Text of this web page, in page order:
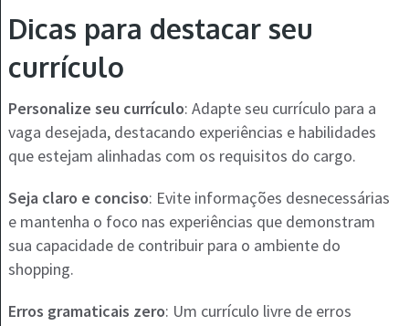
Dicas para destacar seu
currículo
Personalize seu currículo: Adapte seu currículo para a
vaga desejada, destacando experiências e habilidades
que estejam alinhadas com os requisitos do cargo.
Seja claro e conciso: Evite informações desnecessárias
e mantenha o foco nas experiências que demonstram
sua capacidade de contribuir para o ambiente do
shopping.
Erros gramaticais zero: Um currículo livre de erros